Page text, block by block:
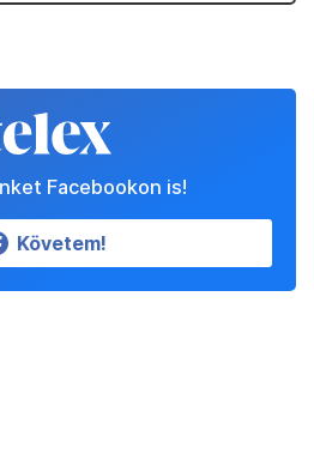
Facebookon is!
Követem!